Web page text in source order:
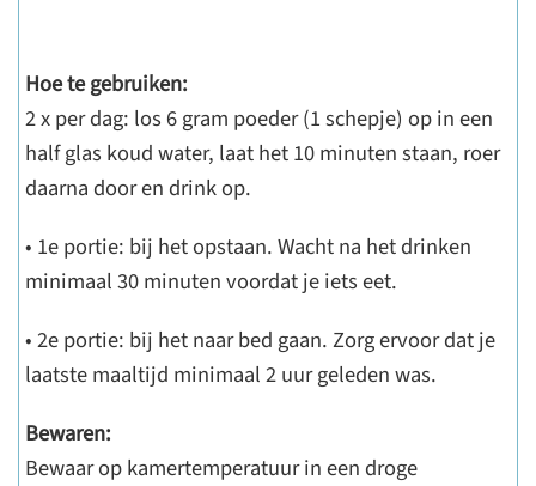
Hoe te gebruiken:
2 x per dag: los 6 gram poeder (1 schepje) op in een
half glas koud water, laat het 10 minuten staan, roer
daarna door en drink op.
• 1e portie: bij het opstaan. Wacht na het drinken
minimaal 30 minuten voordat je iets eet.
• 2e portie: bij het naar bed gaan. Zorg ervoor dat je
laatste maaltijd minimaal 2 uur geleden was.
Bewaren:
Bewaar op kamertemperatuur in een droge